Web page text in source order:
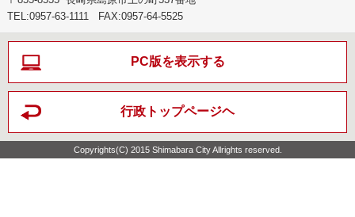
TEL:0957-63-1111 FAX:0957-64-5525
PC版を表示する
行政トップページヘ
Copyrights(C) 2015 Shimabara City Allrights reserved.